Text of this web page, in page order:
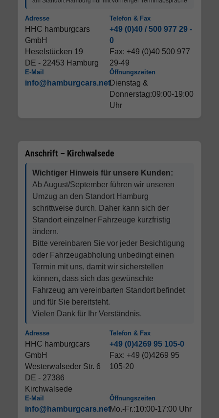
Adresse
HHC hamburgcars
GmbH
Heselstücken 19
DE - 22453 Hamburg
Telefon & Fax
+49 (0)40 / 500 977 29 -
0
Fax: +49 (0)40 500 977
29-49
E-Mail
info@hamburgcars.net
Öffnungszeiten
Dienstag &
Donnerstag:09:00-19:00
Uhr
Anschrift – Kirchwalsede
Wichtiger Hinweis für unsere Kunden:
Ab August/September führen wir unseren
Umzug an den Standort Hamburg
schrittweise durch. Daher kann sich der
Standort einzelner Fahrzeuge kurzfristig
ändern.
Bitte vereinbaren Sie vor jeder Besichtigung
oder Fahrzeugabholung unbedingt einen
Termin mit uns, damit wir sicherstellen
können, dass sich das gewünschte
Fahrzeug am vereinbarten Standort befindet
und für Sie bereitsteht.
Vielen Dank für Ihr Verständnis.
Adresse
HHC hamburgcars
GmbH
Westerwalseder Str. 6
DE - 27386
Kirchwalsede
Telefon & Fax
+49 (0)4269 95 105-0
Fax: +49 (0)4269 95
105-20
E-Mail
info@hamburgcars.net
Öffnungszeiten
Mo.-Fr.:10:00-17:00 Uhr